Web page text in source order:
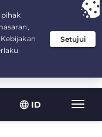
ID
years at $